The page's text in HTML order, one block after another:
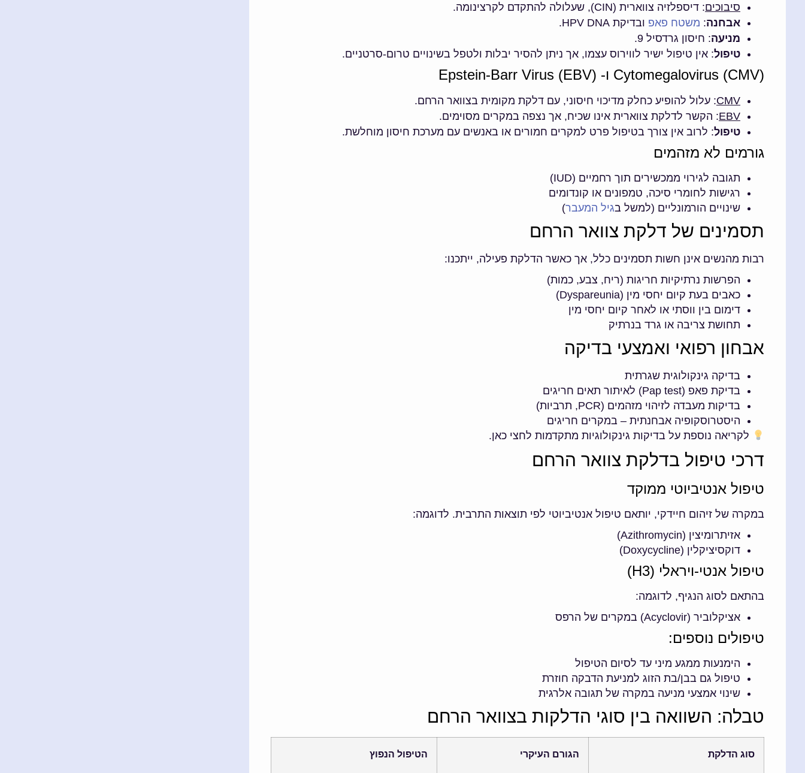
סיבוכים: דיספלזיה צווארית (CIN), שעלולה להתקדם לקרצינומה.
אבחנה: משטח פאפ ובדיקת HPV DNA.
מניעה: חיסון גרדסיל 9.
טיפול: אין טיפול ישיר לווירוס עצמו, אך ניתן להסיר יבלות ולטפל בשינויים טרום-סרטניים.
Cytomegalovirus (CMV) ו- Epstein-Barr Virus (EBV)
CMV: עלול להופיע כחלק מדיכוי חיסוני, עם דלקת מקומית בצוואר הרחם.
EBV: הקשר לדלקת צווארית אינו שכיח, אך נצפה במקרים מסוימים.
טיפול: לרוב אין צורך בטיפול פרט למקרים חמורים או באנשים עם מערכת חיסון מוחלשת.
גורמים לא מזהמים
תגובה לגירוי ממכשירים תוך רחמיים (IUD)
רגישות לחומרי סיכה, טמפונים או קונדומים
שינויים הורמונליים (למשל בגיל המעבר)
תסמינים של דלקת צוואר הרחם
רבות מהנשים אינן חשות תסמינים כלל, אך כאשר הדלקת פעילה, ייתכנו:
הפרשות נרתיקיות חריגות (ריח, צבע, כמות)
כאבים בעת קיום יחסי מין (Dyspareunia)
דימום בין ווסתי או לאחר קיום יחסי מין
תחושת צריבה או גרד בנרתיק
אבחון רפואי ואמצעי בדיקה
בדיקה גינקולוגית שגרתית
בדיקת פאפ (Pap test) לאיתור תאים חריגים
בדיקות מעבדה לזיהוי מזהמים (PCR, תרביות)
היסטרוסקופיה אבחנתית – במקרים חריגים
לקריאה נוספת על בדיקות גינקולוגיות מתקדמות לחצי כאן.
דרכי טיפול בדלקת צוואר הרחם
טיפול אנטיביוטי ממוקד
במקרה של זיהום חיידקי, יותאם טיפול אנטיביוטי לפי תוצאות התרבית. לדוגמה:
אזיתרומיצין (Azithromycin)
דוקסיציקלין (Doxycycline)
טיפול אנטי-ויראלי (H3)
בהתאם לסוג הנגיף, לדוגמה:
אציקלוביר (Acyclovir) במקרים של הרפס
טיפולים נוספים:
הימנעות ממגע מיני עד לסיום הטיפול
טיפול גם בבן/בת הזוג למניעת הדבקה חוזרת
שינוי אמצעי מניעה במקרה של תגובה אלרגית
טבלה: השוואה בין סוגי הדלקות בצוואר הרחם
סוג הדלקת הגורם העיקרי הטיפול הנפוץ